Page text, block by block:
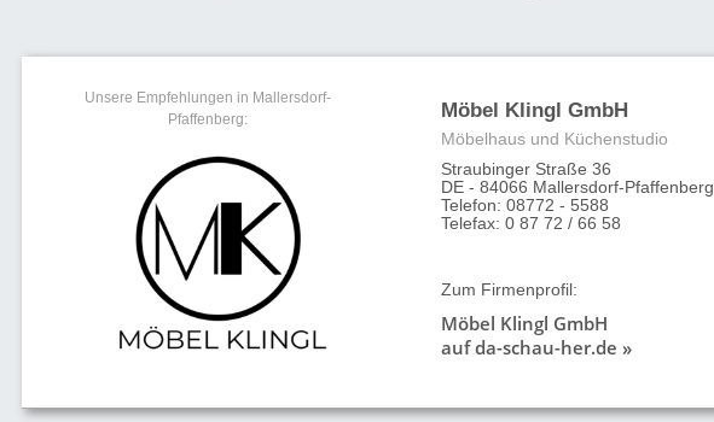
Unsere Empfehlungen in Mallersdorf-
Pfaffenberg:
Möbel Klingl GmbH
Möbelhaus und Küchenstudio
Straubinger Straße 36
DE - 84066 Mallersdorf-Pfaffenberg
Telefon: 08772 - 5588
Telefax: 0 87 72 / 66 58
Zum Firmenprofil:
Möbel Klingl GmbH
auf da-schau-her.de »